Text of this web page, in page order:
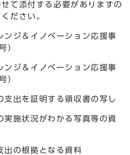
て添付する必要がありますの
ださい。
ジ＆イノベーション応援事
）
ジ＆イノベーション応援事
）
出を証明する領収書の写し
施状況がわかる写真等の資
の根拠となる資料